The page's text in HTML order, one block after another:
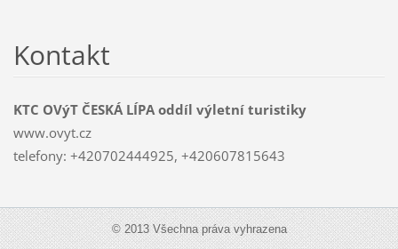
Kontakt
KTC OVýT ČESKÁ LÍPA oddíl výletní turistiky
www.ovyt.cz
telefony: +420702444925, +420607815643
© 2013 Všechna práva vyhrazena